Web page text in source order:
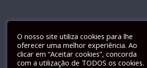
O nosso site utiliza cookies para lhe
oferecer uma melhor experiência. Ao
clicar em “Aceitar cookies”, concorda
com a utilização de TODOS os cookies.